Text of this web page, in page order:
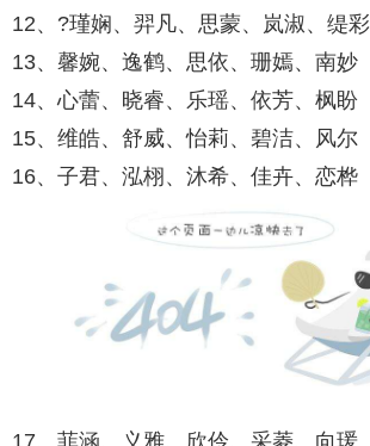
12、?瑾娴、羿凡、思蒙、岚淑、缇彩
13、馨婉、逸鹤、思依、珊嫣、南妙
14、心蕾、晓睿、乐瑶、依芳、枫盼
15、维皓、舒威、怡莉、碧洁、风尔
16、子君、泓栩、沐希、佳卉、恋桦